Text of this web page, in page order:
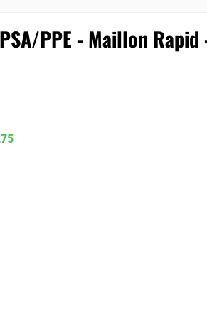
PPE - Maillon